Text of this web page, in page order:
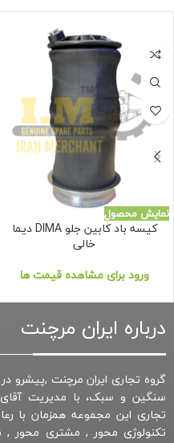
نمایش محصول
کیسه باد کابین جلو DIMA دیما
خالی
ورود برای مشاهده قیمت ها
درباره ایران مرچنت
گروه تجاری ایران مرچنت ,پیشرو
سنگین و سبک، با مدیریت آقای
تجاری این مجموعه همزمان با
تکنولوژی محور , مشتری محور